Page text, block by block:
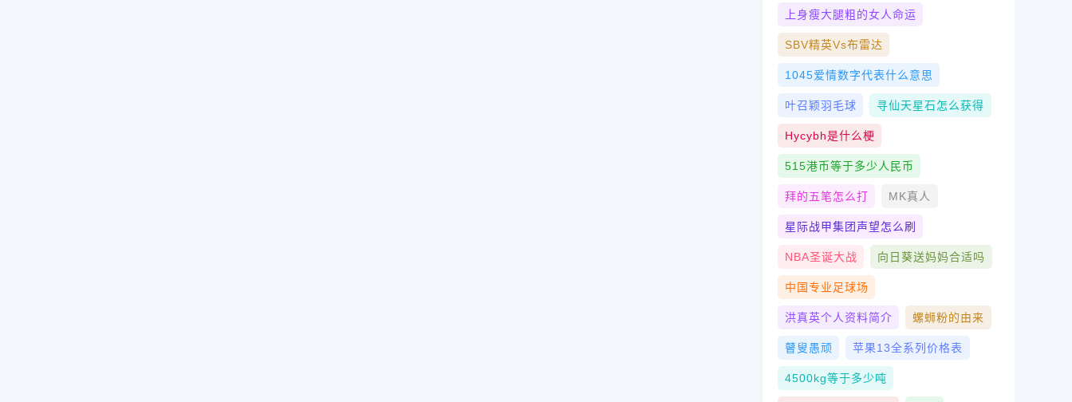
上身瘦大腿粗的女人命运
SBV精英vs布雷达
1045爱情数字代表什么意思
叶召颖羽毛球 寻仙天星石怎么获得
Hycybh是什么梗
515港币等于多少人民币
拜的五笔怎么打 MK真人
星际战甲集团声望怎么刷
NBA圣诞大战 向日葵送妈妈合适吗
中国专业足球场
洪真英个人资料简介 螺蛳粉的由来
瞽叟愚顽 苹果13全系列价格表
4500kg等于多少吨